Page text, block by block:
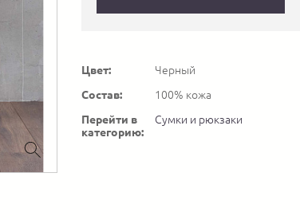
Цвет:
Черный
Состав:
100% кожа
Перейти в
категорию:
Сумки и рюкзаки